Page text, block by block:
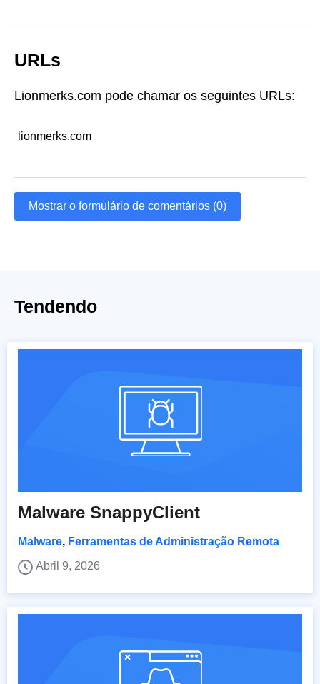
URLs
Lionmerks.com pode chamar os seguintes URLs:
lionmerks.com
Mostrar o formulário de comentários (0)
Tendendo
Malware SnappyClient
Malware, Ferramentas de Administração Remota
Abril 9, 2026